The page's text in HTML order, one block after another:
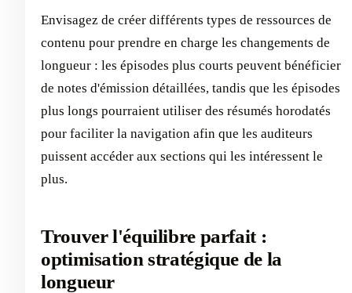
Envisagez de créer différents types de ressources de
contenu pour prendre en charge les changements de
longueur : les épisodes plus courts peuvent bénéficier
de notes d'émission détaillées, tandis que les épisodes
plus longs pourraient utiliser des résumés horodatés
pour faciliter la navigation afin que les auditeurs
puissent accéder aux sections qui les intéressent le
plus.
Trouver l'équilibre parfait :
optimisation stratégique de la
longueur